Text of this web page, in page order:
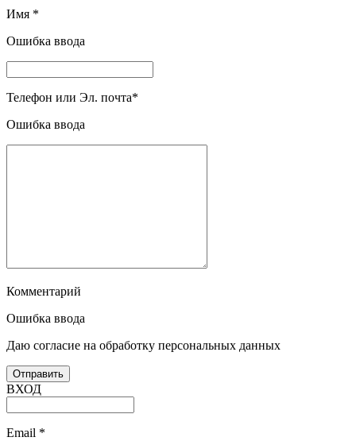
Имя *
Ошибка ввода
Телефон или Эл. почта*
Ошибка ввода
Комментарий
Ошибка ввода
Даю согласие на обработку персональных данных
ВХОД
Email *